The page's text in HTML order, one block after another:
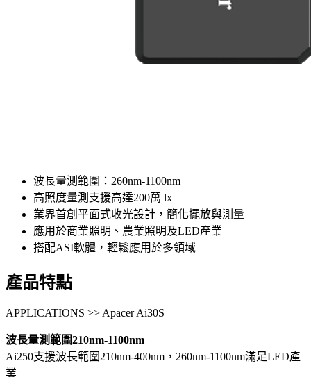
波長量測範圍：260nm-1100nm
高照度量測支援高達200萬 lx
業界首創平面式收光設計，簡化擺放與測量
應用於商業照明、農業照明及LED產業
搭配ASI軟體，輕鬆應用於多領域
產品特點
APPLICATIONS >> Apacer Ai30S
波長量測範圍210nm-1100nm
Ai250支援波長範圍210nm-400nm，260nm-1100nm滿足LED產
業